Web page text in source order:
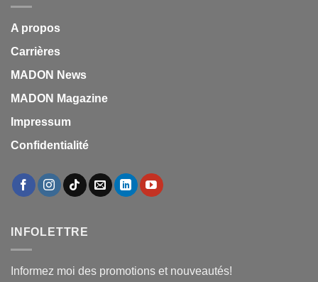
A propos
Carrières
MADON News
MADON Magazine
Impressum
Confidentialité
INFOLETTRE
Informez moi des promotions et nouveautés!